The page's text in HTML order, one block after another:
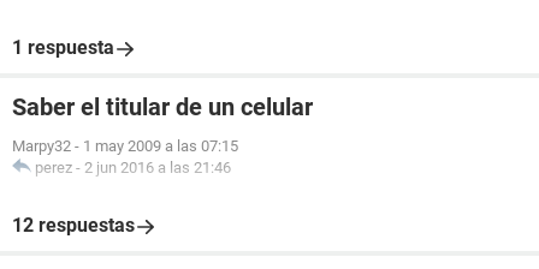
1 respuesta
Saber el titular de un celular
Marpy32 - 1 may 2009 a las 07:15
perez - 2 jun 2016 a las 21:46
12 respuestas